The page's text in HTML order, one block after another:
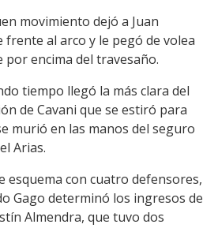
movimiento dejó a Juan
al arco y le pegó de volea
encima del travesaño.
tiempo llegó la más clara del
de Cavani que se estiró para
murió en las manos del seguro
Arias.
esquema con cuatro defensores,
Gago determinó los ingresos de
Almendra, que tuvo dos